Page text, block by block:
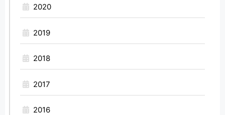
2020
2019
2018
2017
2016